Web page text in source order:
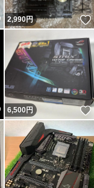
いいね！
2,990円
いいね！
6,500円